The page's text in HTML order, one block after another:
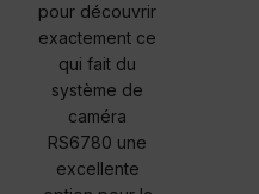
pour découvrir
exactement ce
qui fait du
système de
caméra
RS6780 une
excellente